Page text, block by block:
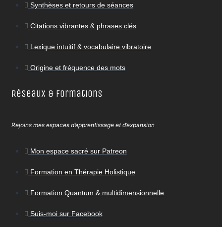
Synthèses et retours de séances
Citations vibrantes & phrases clés
Lexique intuitif & vocabulaire vibratoire
Origine et fréquence des mots
Réseaux & Formations
Rejoins mes espaces d’apprentissage et d’expansion
Mon espace sacré sur Patreon
Formation en Thérapie Holistique
Formation Quantum & multidimensionnelle
Suis-moi sur Facebook